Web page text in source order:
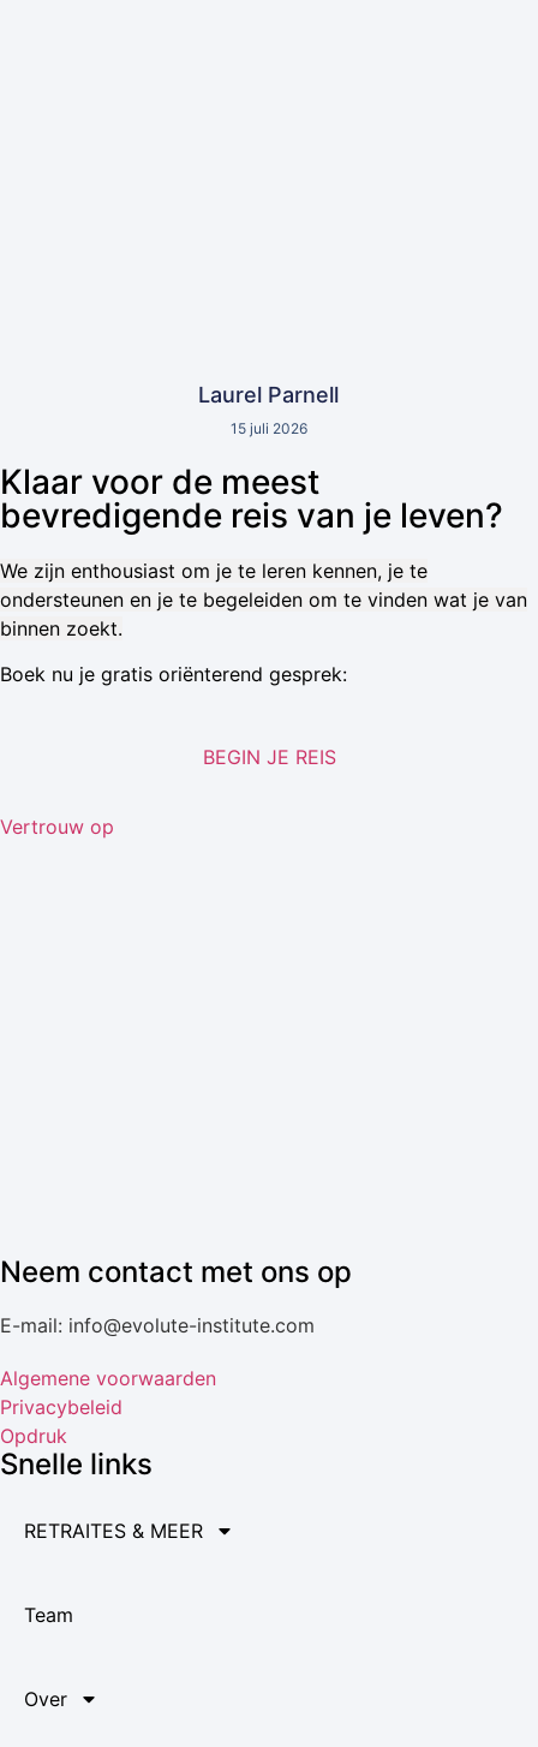
Laurel Parnell
15 juli 2026
Klaar voor de meest
bevredigende reis van je leven?
We zijn enthousiast om je te leren kennen, je te
ondersteunen en je te begeleiden om te vinden wat je van
binnen zoekt.
Boek nu je gratis oriënterend gesprek:
BEGIN JE REIS
Vertrouw op
Neem contact met ons op
E-mail: info@evolute-institute.com
Algemene voorwaarden
Privacybeleid
Opdruk
Snelle links
RETRAITES & MEER
Team
Over